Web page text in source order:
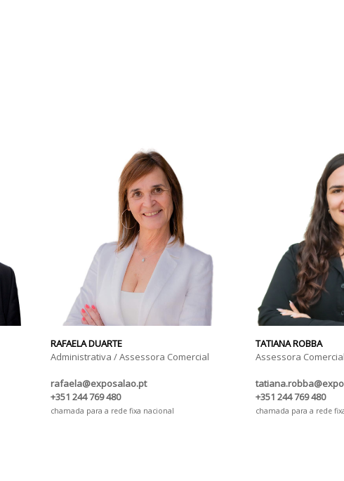
RAFAELA DUARTE
Administrativa / Assessora Comercial
rafaela@exposalao.pt
+351 244 769 480
chamada para a rede fixa nacional
TATIANA ROBBA
Assessora Comercial
+351 244 769 480
chamada para a rede